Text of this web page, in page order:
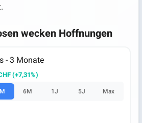
wecken Hoffnungen
- 3 Monate
(+7,31%)
6M 1J 5J Max